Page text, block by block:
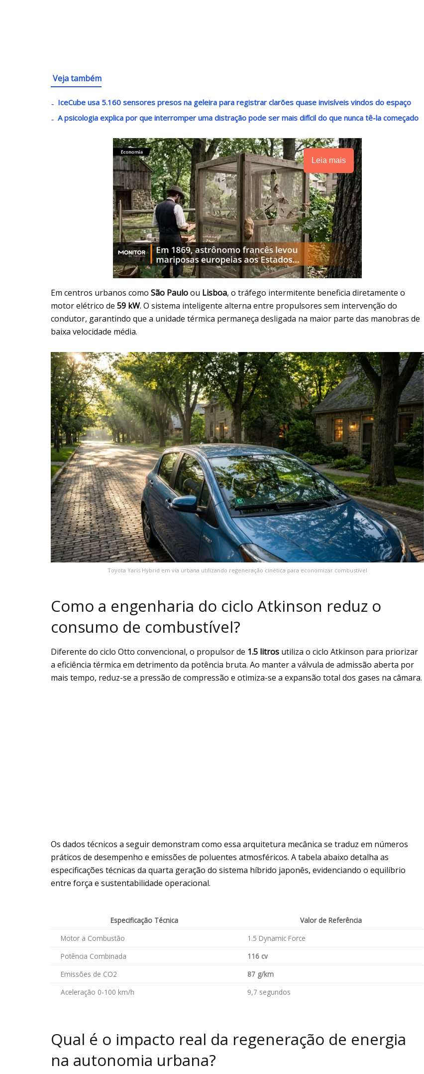
Veja também
IceCube usa 5.160 sensores presos na geleira para registrar clarões quase invisíveis vindos do espaço
A psicologia explica por que interromper uma distração pode ser mais difícil do que nunca tê-la começado
Leia mais
Em centros urbanos como São Pauloou Lisboa, o tráfego intermitente beneficia diretamente o
motor elétrico de 59 kW. O sistema inteligente alterna entre propulsores sem intervenção do
condutor, garantindo que a unidade térmica permaneça desligada na maior parte das manobras de
baixa velocidade média.
Toyota Yaris Hybrid em via urbana utilizando regeneração cinética para economizar combustível
Como a engenharia do ciclo Atkinson reduz o
consumo de combustível?
Diferente do ciclo Otto convencional, o propulsor de 1.5 litros utiliza o ciclo Atkinson para priorizar
a eficiência térmica em detrimento da potência bruta. Ao manter a válvula de admissão aberta por
mais tempo, reduz-se a pressão de compressão e otimiza-se a expansão total dos gases na câmara.
Os dados técnicos a seguir demonstram como essa arquitetura mecânica se traduz em números
práticos de desempenho e emissões de poluentes atmosféricos. A tabela abaixo detalha as
especificações técnicas da quarta geração do sistema híbrido japonês, evidenciando o equilíbrio
entre força e sustentabilidade operacional.
Especificação Técnica
Valor de Referência
Motor a Combustão
1.5 Dynamic Force
Potência Combinada
116 cv
Emissões de CO2
87 g/km
Aceleração 0-100 km/h
9,7 segundos
Qual é o impacto real da regeneração de energia
na autonomia urbana?